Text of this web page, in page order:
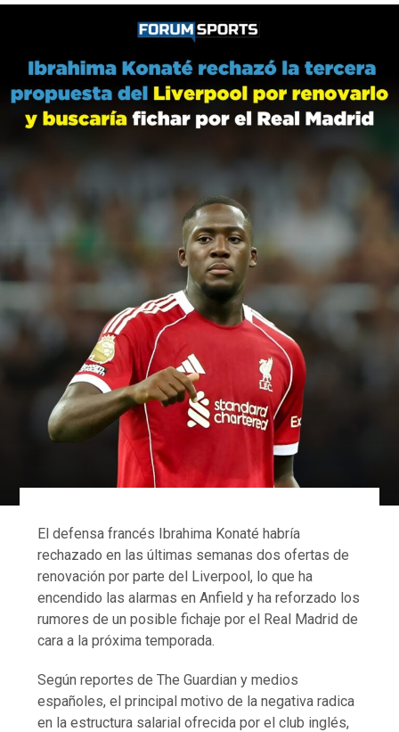
El defensa francés Ibrahima Konaté habría
rechazado en las últimas semanas dos ofertas de
renovación por parte del Liverpool, lo que ha
encendido las alarmas en Anfield y ha reforzado los
rumores de un posible fichaje por el Real Madrid de
cara a la próxima temporada.
Según reportes de The Guardian y medios
españoles, el principal motivo de la negativa radica
en la estructura salarial ofrecida por el club inglés,